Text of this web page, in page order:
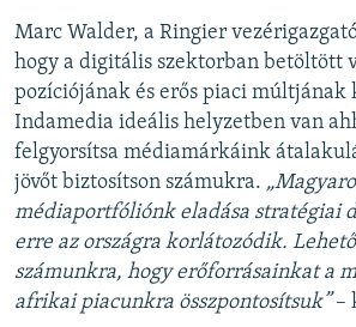
Marc Walder, a Ringier
hogy a digitális szektorban betöltött
pozíciójának és erős piaci múltjának
Indamedia ideális helyzetben van
felgyorsítsa médiamárkáink
jövőt biztosítson számukra.
médiaportfóliónk eladása stratégiai
erre az országra korlátozódik.
számunkra, hogy erőforrásainkat a
afrikai piacunkra összpontosítsuk”–